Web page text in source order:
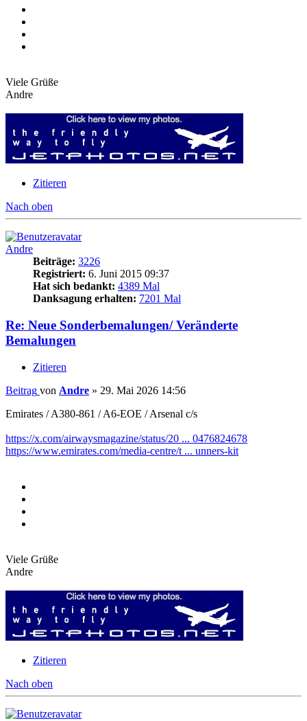
Viele Grüße
Andre
Zitieren
Nach oben
Andre
Beiträge: 3226
Registriert: 6. Juni 2015 09:37
Hat sich bedankt: 4389 Mal
Danksagung erhalten: 7201 Mal
Re: Neue Sonderbemalungen/ Veränderte
Bemalungen
Zitieren
Beitrag von Andre » 29. Mai 2026 14:56
Emirates / A380-861 / A6-EOE / Arsenal c/s
https://x.com/airwaysmagazine/status/20 ... 0476824678
https://www.emirates.com/media-centre/t ... unners-kit
Viele Grüße
Andre
Zitieren
Nach oben